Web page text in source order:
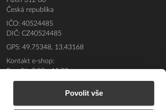
Povolit vše
Česká republika
IČO: 40524485
DIČ: CZ40524485
GPS: 49.75348, 13.43168
Kontakt e-shop:
Po - Pá: 7:00 - 15:30